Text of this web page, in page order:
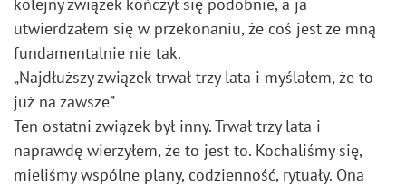
utwierdzałem się w przekonaniu, że coś jest ze mną
fundamentalnie nie tak.
„Najdłuższy związek trwał trzy lata i myślałem, że to
już na zawsze”
Ten ostatni związek był inny. Trwał trzy lata i
naprawdę wierzyłem, że to jest to. Kochaliśmy się,
mieliśmy wspólne plany, codzienność, rytuały. Ona